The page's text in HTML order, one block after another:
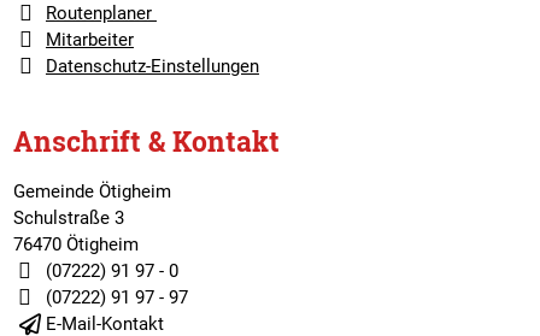
Routenplaner
Mitarbeiter
Datenschutz-Einstellungen
Anschrift & Kontakt
Gemeinde Ötigheim
Schulstraße 3
76470 Ötigheim
(07222) 91 97 - 0
(07222) 91 97 - 97
E-Mail-Kontakt